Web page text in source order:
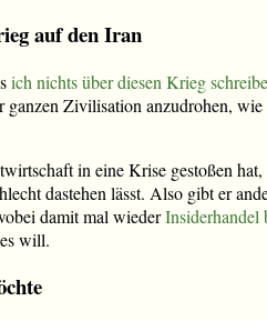
auf den Iran
ich nichts über diesen Krieg
ganzen Zivilisation anzudrohen,
in eine Krise gestoßen
dastehen lässt. Also gibt er
damit mal wiederInsiderhandel
will.